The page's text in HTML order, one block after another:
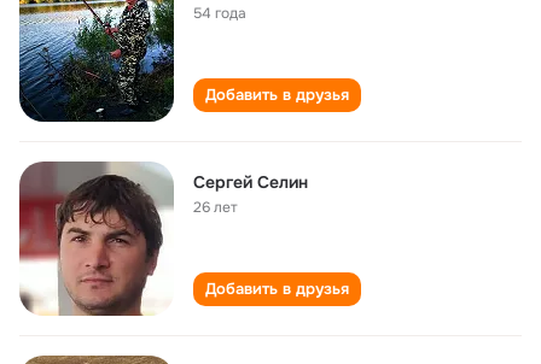
54 года
Добавить в друзья
Сергей Селин
26 лет
Добавить в друзья